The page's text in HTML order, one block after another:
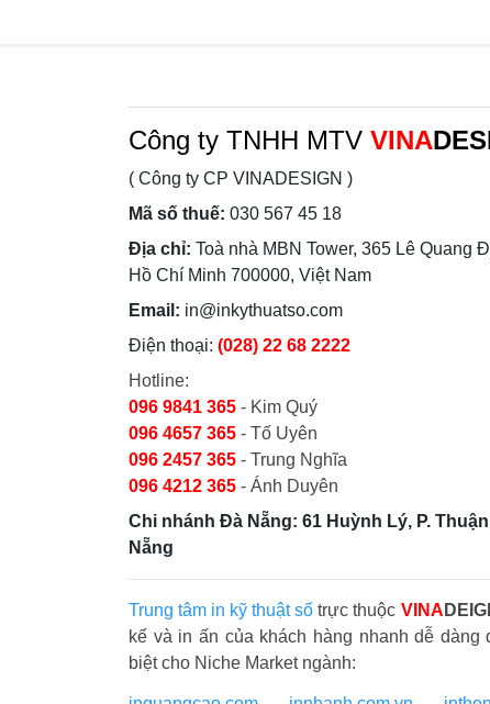
Công ty TNHH MTV VINA
( Công ty CP VINADESIGN )
Mã số thuế: 030 567 45 18
Địa chỉ: Toà nhà MBN Tower, 365 Lê Quang
Hồ Chí Minh 700000, Việt Nam
Email: in@inkythuatso.com
Điện thoại: (028) 22 68 2222
Hotline:
096 9841 365 - Kim Quý
096 4657 365 - Tố Uyên
096 2457 365 - Trung Nghĩa
096 4212 365 - Ánh Duyên
Chi nhánh Đà Nẵng: 61 Huỳnh Lý, P.
Nẵng
Trung tâm in kỹ thuật số trực thuộc VINA
kế và in ấn của khách hàng nhanh dễ dàng
biệt cho Niche Market ngành: